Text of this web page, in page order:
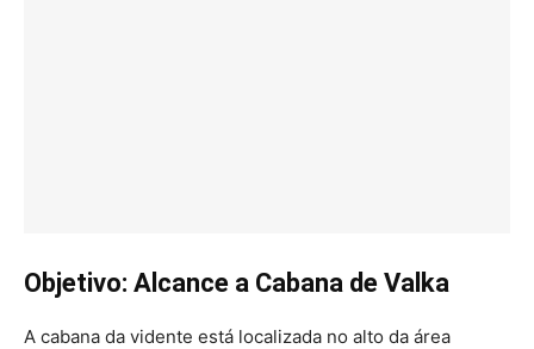
Objetivo: Alcance a Cabana de Valka
A cabana da vidente está localizada no alto da área